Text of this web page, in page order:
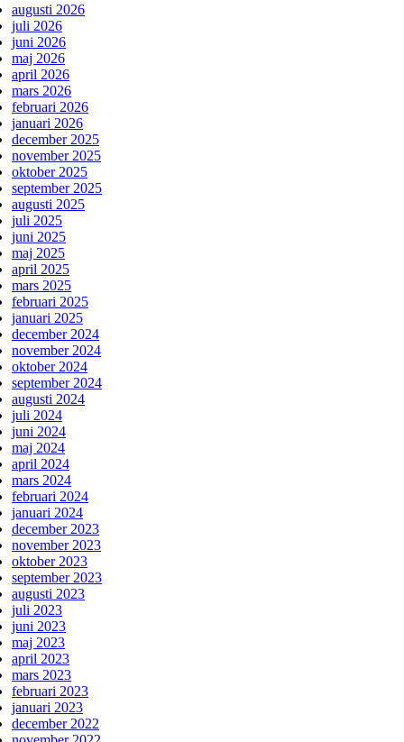
augusti 2026
juli 2026
juni 2026
maj 2026
april 2026
mars 2026
februari 2026
januari 2026
december 2025
november 2025
oktober 2025
september 2025
augusti 2025
juli 2025
juni 2025
maj 2025
april 2025
mars 2025
februari 2025
januari 2025
december 2024
november 2024
oktober 2024
september 2024
augusti 2024
juli 2024
juni 2024
maj 2024
april 2024
mars 2024
februari 2024
januari 2024
december 2023
november 2023
oktober 2023
september 2023
augusti 2023
juli 2023
juni 2023
maj 2023
april 2023
mars 2023
februari 2023
januari 2023
december 2022